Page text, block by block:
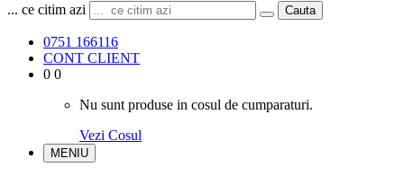
... ce citim azi Cauta
0751 166116
CONT CLIENT
0 0
Nu sunt produse in cosul de cumparaturi.
Vezi Cosul
MENIU